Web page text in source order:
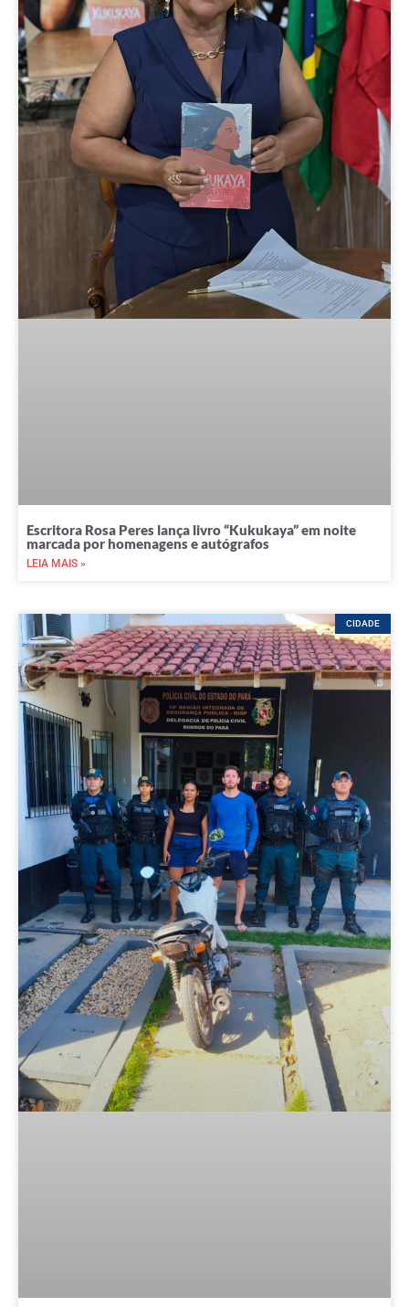
Escritora Rosa Peres lança livro “Kukukaya” em noite
marcada por homenagens e autógrafos
LEIA MAIS »
CIDADE